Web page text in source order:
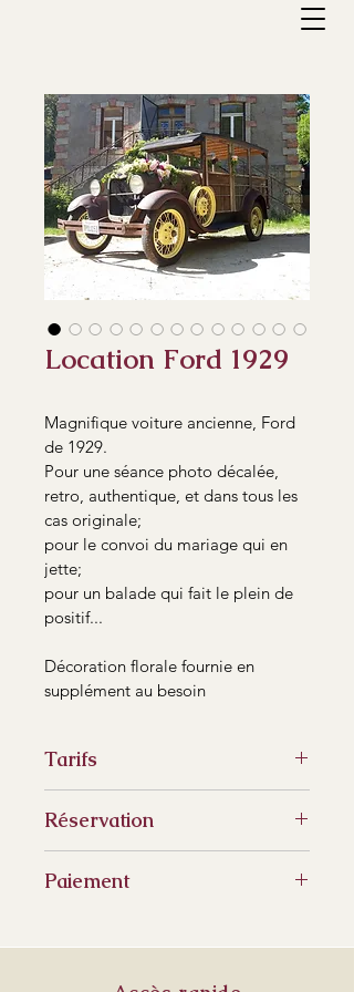
Location Ford 1929
Magnifique voiture ancienne, Ford
de 1929.
Pour une séance photo décalée,
retro, authentique, et dans tous les
cas originale;
pour le convoi du mariage qui en
jette;
pour un balade qui fait le plein de
positif...
Décoration florale fournie en
supplément au besoin
Tarifs
Réservation
par téléphone
Paiement
effectuée